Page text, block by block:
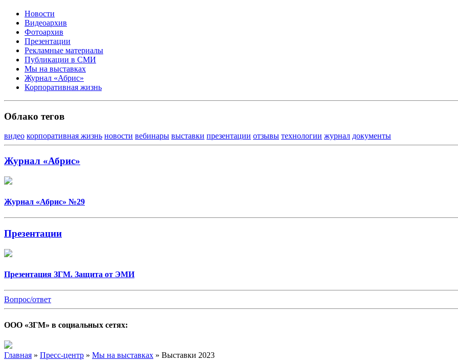
Новости
Видеоархив
Фотоархив
Презентации
Рекламные материалы
Публикации в СМИ
Мы на выставках
Журнал «Абрис»
Корпоративная жизнь
Облако тегов
видео корпоративная жизнь новости вебинары выставки презентации отзывы технологии журнал документы
Журнал «Абрис»
Журнал «Абрис» №29
Презентации
Презентация ЗГМ. Защита от ЭМИ
Вопрос/ответ
ООО «ЗГМ» в социальных сетях:
Главная » Пресс-центр » Мы на выставках » Выставки 2023